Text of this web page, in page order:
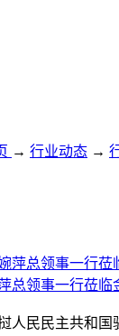
→ 行业动态 →
总领事一行莅临
人民民主共和